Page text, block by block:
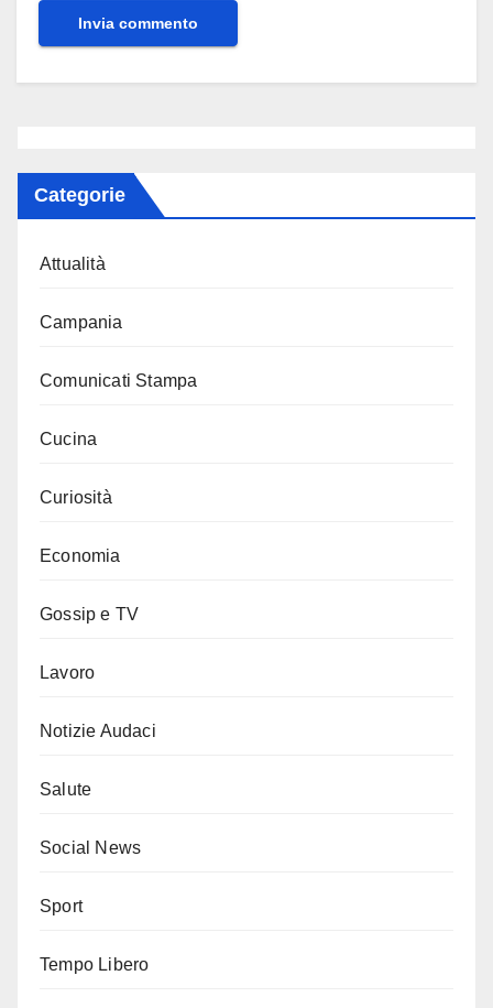
Categorie
Attualità
Campania
Comunicati Stampa
Cucina
Curiosità
Economia
Gossip e TV
Lavoro
Notizie Audaci
Salute
Social News
Sport
Tempo Libero